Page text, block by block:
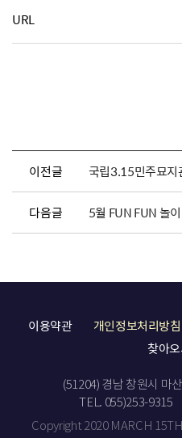
URL
이전글
다음글 5월 FUN FUN 놀
이용약관 개인정보처리방침
찾아
(51204) 경남 창원시 마
TEL. 055)253-9315
Copyright 2020 MARCH